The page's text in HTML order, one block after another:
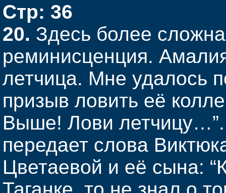
Стр: 36
20. Здесь более
реминисценция.
летчица. Мне удалось
призыв ловить её
Выше! Лови летчицу…”.
передает слова
Цветаевой и её сына: